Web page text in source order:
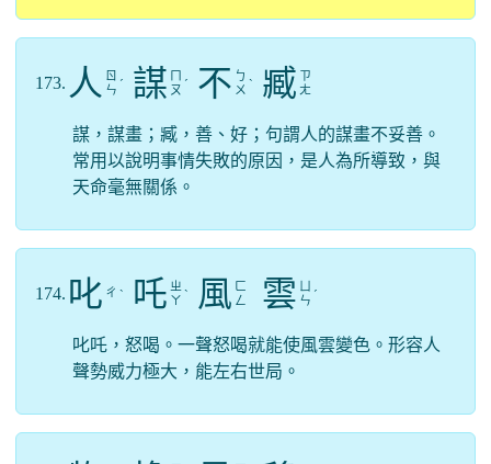
173. 人 ㄖ
ㄣ ˊ 謀 ㄡ ˊ 不 ㄅ
ㄨ ˋ 臧
ㄗ
ㄤ
謀，謀畫；臧，善、好；句謂人的謀畫不妥善。
常用以說明事情失敗的原因，是人為所導致，與
天命毫無關係。
174. 叱 ㄔ ˋ 吒 ㄓ
ㄚ ˋ 風 ㄈ
ㄥ
雲 ㄣ ˊ
叱吒，怒喝。一聲怒喝就能使風雲變色。形容人
聲勢威力極大，能左右世局。